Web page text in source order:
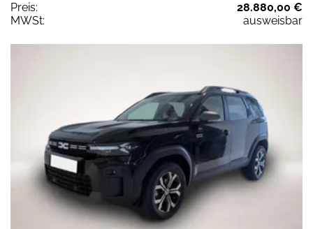
Preis:
28.880,00 €
MWSt:
ausweisbar